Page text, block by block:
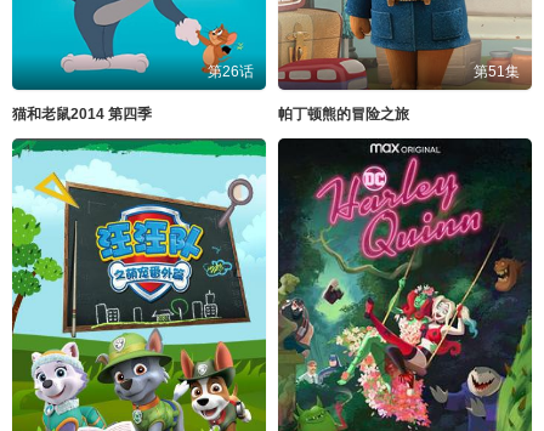
第26话
猫和老鼠2014 第四季
第51集
帕丁顿熊的冒险之旅